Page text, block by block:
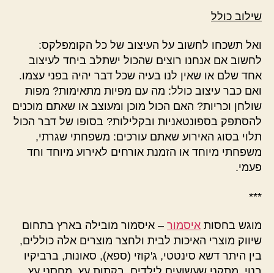
שילוב כולל
ואל תשכחו לחשוב על העיצוב של כל הקומפלקס:
לחשוב אם אנחנו רוצים שהכול ישתלב ביחד לעיצוב
אחד שלם או שאין לנו בעיה שכל דבר יהיה בפני עצמו.
ואם כבר עיצוב כולל: מה עם מפיות מתאימות? מפות
שולחן וכריות? האם הכול מוכן ומעוצב או שאתם מוכנים
להסתפק בספונטאניות ובקלילות? בסופו של דבר הכול
תלוי בסוג האירוע שאתם עורכים: משפחתי שגרתי,
משפחתי מיוחד או הזמנת אורחים לאירוע מיוחד וחד
פעמי.
***
מוגש בחסות איסמור – איסמור מובילה בארץ בתחום
שיווק מוצרי האיכות לבית ולחצר מוצרים אלה כוללים,
בין היתר דשא סינטטי, ג'קוזי (ספא), סאונות, ברביקיו